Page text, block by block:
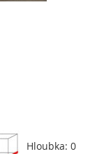
Hloubka: 0